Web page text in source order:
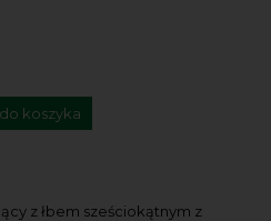
koszyka
z łbem sześciokątnym z